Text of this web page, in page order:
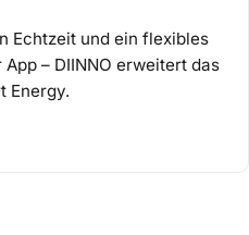
Echtzeit und ein flexibles
– DIINNO erweitert das
Energy.